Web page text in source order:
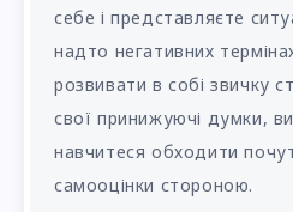
себе і представляєте
надто негативних
розвивати в собі звичку
свої принижуючі думки,
навчитеся обходити
самооцінки стороною.